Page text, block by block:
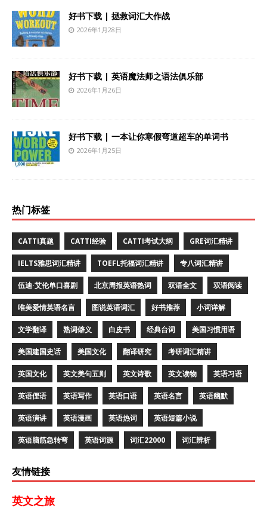
好书下载 | 拯救词汇大作战
2026年1月28日
好书下载 | 英语魔法师之语法俱乐部
2026年1月26日
好书下载 | 一本让你寒假弯道超车的单词书
2026年1月25日
热门标签
CATTI真题 CATTI经验 CATTI考试大纲 GRE词汇精讲
IELTS雅思词汇精讲 TOEFL托福词汇精讲 专八词汇精讲
伍迪·艾伦单口喜剧 北京周报英语热词 双语全文 双语阅读
唯美爱情英语名言 图说英语词汇 好书推荐 小词详解
文学翻译 熟词僻义 白皮书 经典台词 美国习惯用语
美国建国史话 美国文化 翻译研究 考研词汇精讲
英国文化 英文美句五则 英文诗歌 英文读物 英语习语
英语俚语 英语写作 英语口语 英语名言 英语幽默
英语演讲 英语漫画 英语热词 英语短篇小说
英语脑筋急转弯 英语词源 词汇22000 词汇辨析
友情链接
英文之旅